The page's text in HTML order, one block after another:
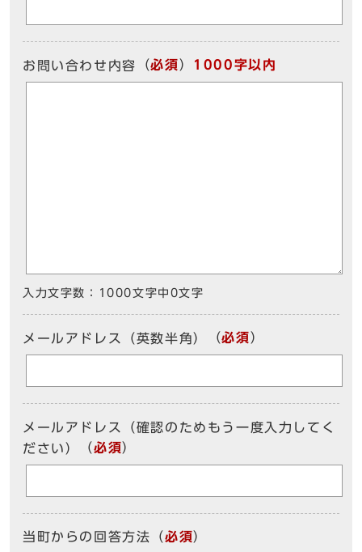
お問い合わせ内容 （必須） 1000字以内
入力文字数： 1000文字中 0文字
メールアドレス（英数半角） （必須）
メールアドレス（確認のためもう一度入力してく
ださい）
（必須）
当町からの回答方法 （必須）